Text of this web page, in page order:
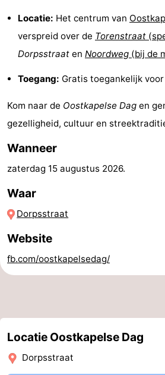
&
Natuur
Sporten
-
Zwembaden
-
Paardrijden
-
en
drinken
Evenementen
Ringrijden
Praktisch
-
Parkeren
Reisboekenwinkel
Locatie: Het centrum van
verspreid over de Torenstraat
Dorpsstraat en Noordweg (bij de
Toegang: Gratis toegankelijk
Kom naar de Oostkapelse Dag en
gezelligheid, cultuur en
Wanneer
zaterdag 15 augustus 2026.
Waar
Dorpsstraat
Website
fb.com/oostkapelsedag/
Locatie Oostkapelse Dag
Dorpsstraat